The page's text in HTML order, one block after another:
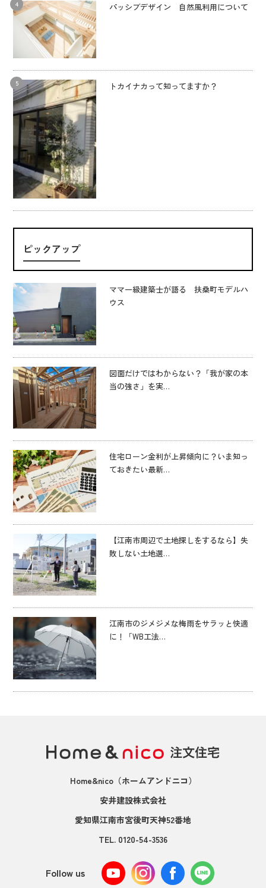
パッシブデザイン 自然風利用について
トカイナカって知ってますか？
ピックアップ
ママ一級建築士が語る 扶桑町モデルハ
ウス
図面だけではわからない？「我が家の本
当の強さ」を実…
住宅ローン金利が上昇傾向に？いま知っ
ておきたい最新…
【江南市周辺で土地探しをするなら】失
敗しない土地選…
江南市のジメジメな梅雨をサラッと快適
に！「WB工法…
Home&nico（ホームアンドニコ）
安井建設株式会社
愛知県江南市宮後町天神52番地
TEL. 0120-54-3536
Follow us